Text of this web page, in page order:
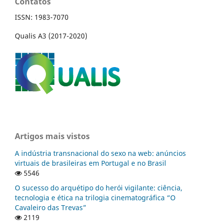
ISSN: 1983-7070
Qualis A3 (2017-2020)
Artigos mais vistos
A indústria transnacional do sexo na web: anúncios
virtuais de brasileiras em Portugal e no Brasil
5546
O sucesso do arquétipo do herói vigilante: ciência,
tecnologia e ética na trilogia cinematográfica “O
Cavaleiro das Trevas”
2119